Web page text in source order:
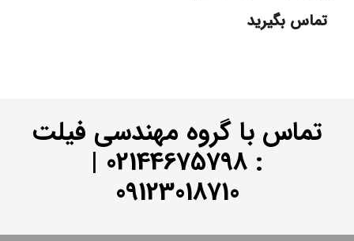
تماس بگیرید
تماس با گروه مهندسی فیلت
:
02144675798
|
09123018710